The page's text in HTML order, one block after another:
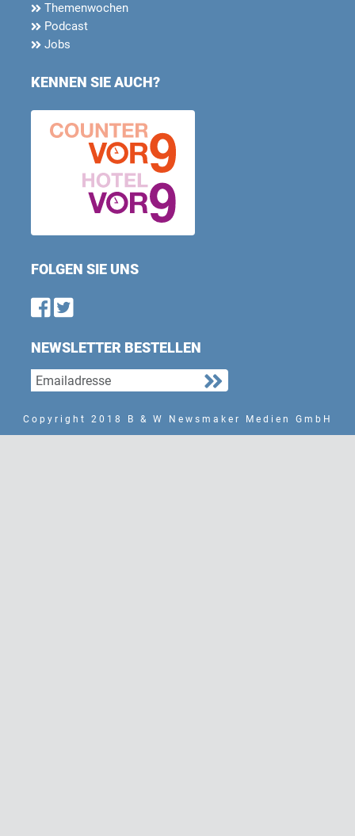
Themenwochen
Podcast
Jobs
KENNEN SIE AUCH?
FOLGEN SIE UNS
Find us on Facebook
Follow us on Twitter
NEWSLETTER BESTELLEN
Copyright 2018 B & W Newsmaker Medien GmbH